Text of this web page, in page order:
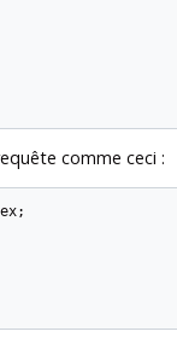
comme ceci :